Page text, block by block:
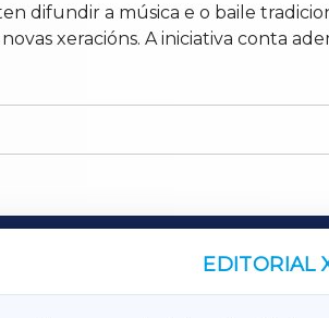
difundir a música e o baile
xeracións. A iniciativa conta
EDITORIAL